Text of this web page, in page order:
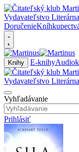
Doručenie
Knihy E-knihy
Vyhľadávanie
Prihlásiť